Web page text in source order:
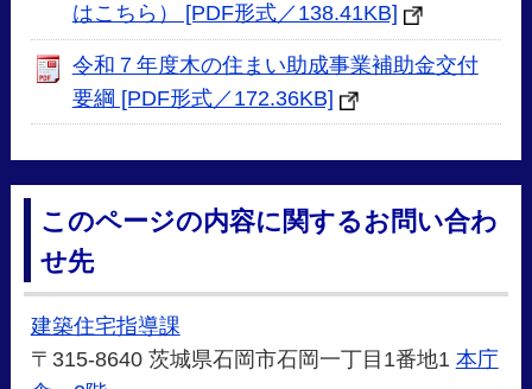
はこちら） [PDF形式／138.41KB]
令和７年度木の住まい助成事業補助金交付
要綱 [PDF形式／172.36KB]
このページの内容に関するお問い合わ
せ先
建築住宅指導課
〒315-8640 茨城県石岡市石岡一丁目1番地1 本庁